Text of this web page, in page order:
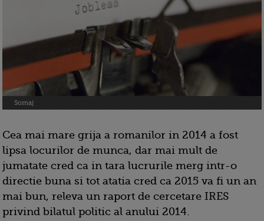
Somaj
Cea mai mare grija a romanilor in 2014 a fost
lipsa locurilor de munca, dar mai mult de
jumatate cred ca in tara lucrurile merg intr-o
directie buna si tot atatia cred ca 2015 va fi un an
mai bun, releva un raport de cercetare IRES
privind bilatul politic al anului 2014.